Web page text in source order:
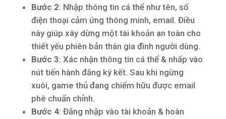
Bước 2: Nhập thông tin cá thể như tên, số
điện thoại cảm ứng thông minh, email. Điều
này giúp xây dừng một tài khoản an toàn cho
thiết yếu phiên bản thân gia đình người dùng.
Bước 3: Xác nhận thông tin cá thể & nhấp vào
nút tiến hành đăng ký kết. Sau khi ngừng
xuôi, game thủ đang chiếm hữu được email
phê chuẩn chỉnh.
Bước 4: Đăng nhập vào tài khoản & hoàn